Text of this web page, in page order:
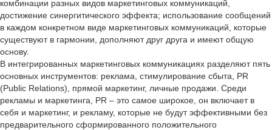
комбинации разных видов маркетинговых коммуникаций,
достижение синергитического эффекта; использование сообщений
в каждом конкретном виде маркетинговых коммуникаций, которые
существуют в гармонии, дополняют друг друга и имеют общую
основу.
В интегрированных маркетинговых коммуникациях разделяют пять
основных инструментов: реклама, стимулирование сбыта, PR
(Public Relations), прямой маркетинг, личные продажи. Среди
рекламы и маркетинга, PR – это самое широкое, он включает в
себя и маркетинг, и рекламу, которые не будут эффективными без
предварительного сформированного положительного